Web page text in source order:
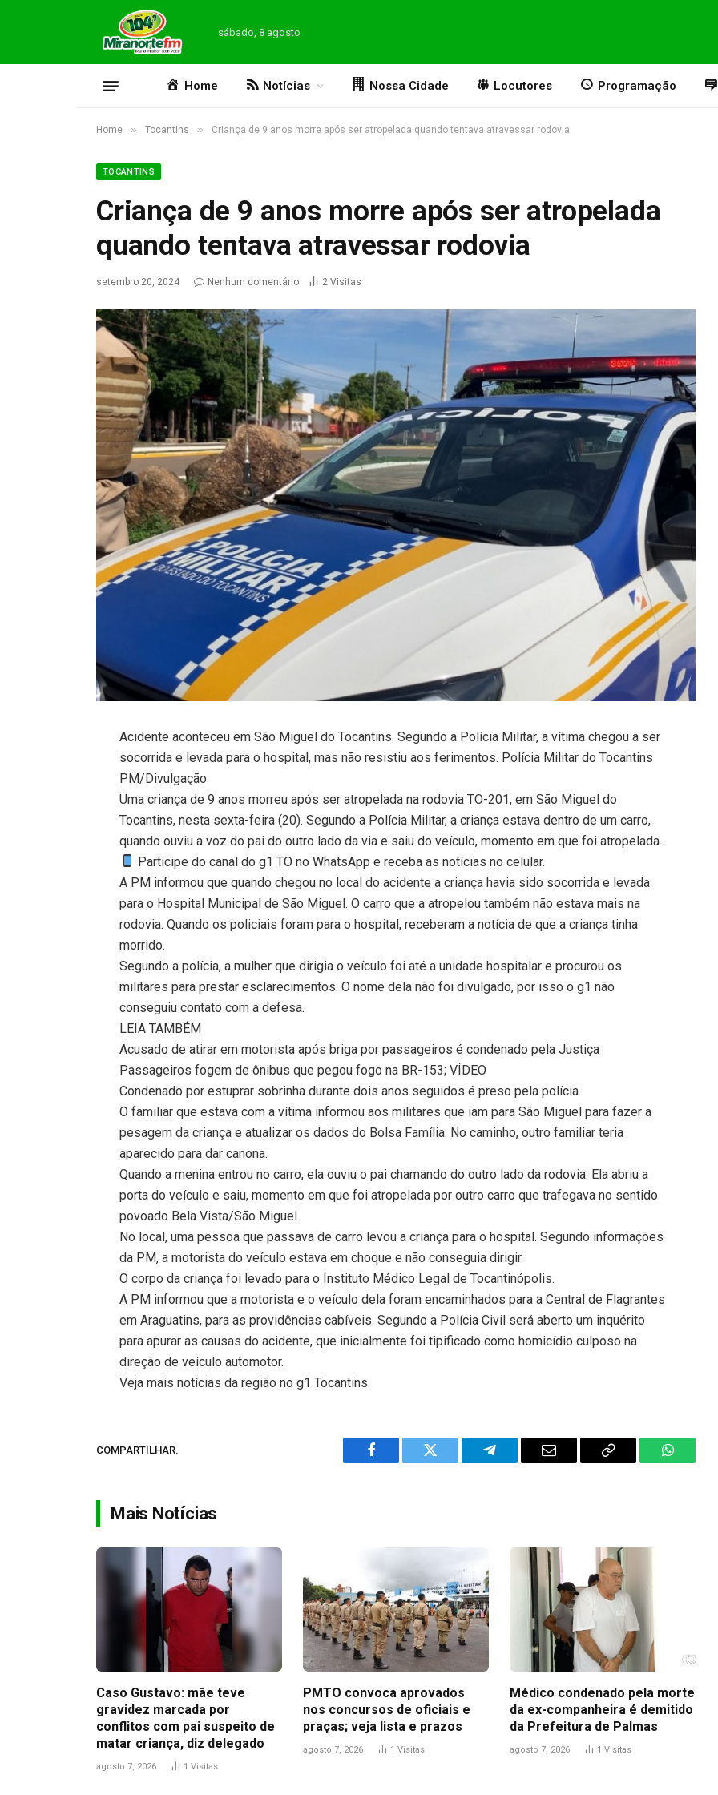
sábado, 8 agosto
Home Notícias Nossa Cidade Locutores Programação
Home » Tocantins » Criança de 9 anos morre após ser atropelada quando tentava atravessar rodovia
TOCANTINS
Criança de 9 anos morre após ser atropelada
quando tentava atravessar rodovia
setembro 20, 2024 Nenhum comentário 2 Visitas
Acidente aconteceu em São Miguel do Tocantins. Segundo a Polícia Militar, a vítima chegou a ser
socorrida e levada para o hospital, mas não resistiu aos ferimentos. Polícia Militar do Tocantins
PM/Divulgação
Uma criança de 9 anos morreu após ser atropelada na rodovia TO-201, em São Miguel do
Tocantins, nesta sexta-feira (20). Segundo a Polícia Militar, a criança estava dentro de um carro,
quando ouviu a voz do pai do outro lado da via e saiu do veículo, momento em que foi atropelada.
Participe do canal do g1 TO no WhatsApp e receba as notícias no celular.
A PM informou que quando chegou no local do acidente a criança havia sido socorrida e levada
para o Hospital Municipal de São Miguel. O carro que a atropelou também não estava mais na
rodovia. Quando os policiais foram para o hospital, receberam a notícia de que a criança tinha
morrido.
Segundo a polícia, a mulher que dirigia o veículo foi até a unidade hospitalar e procurou os
militares para prestar esclarecimentos. O nome dela não foi divulgado, por isso o g1 não
conseguiu contato com a defesa.
LEIA TAMBÉM
Acusado de atirar em motorista após briga por passageiros é condenado pela Justiça
Passageiros fogem de ônibus que pegou fogo na BR-153; VÍDEO
Condenado por estuprar sobrinha durante dois anos seguidos é preso pela polícia
O familiar que estava com a vítima informou aos militares que iam para São Miguel para fazer a
pesagem da criança e atualizar os dados do Bolsa Família. No caminho, outro familiar teria
aparecido para dar canona.
Quando a menina entrou no carro, ela ouviu o pai chamando do outro lado da rodovia. Ela abriu a
porta do veículo e saiu, momento em que foi atropelada por outro carro que trafegava no sentido
povoado Bela Vista/São Miguel.
No local, uma pessoa que passava de carro levou a criança para o hospital. Segundo informações
da PM, a motorista do veículo estava em choque e não conseguia dirigir.
O corpo da criança foi levado para o Instituto Médico Legal de Tocantinópolis.
A PM informou que a motorista e o veículo dela foram encaminhados para a Central de Flagrantes
em Araguatins, para as providências cabíveis. Segundo a Polícia Civil será aberto um inquérito
para apurar as causas do acidente, que inicialmente foi tipificado como homicídio culposo na
direção de veículo automotor.
Veja mais notícias da região no g1 Tocantins.
COMPARTILHAR.
Facebook Twitter Telegram Email
Copy
Mais Notícias
Caso Gustavo: mãe teve
gravidez marcada por
conflitos com pai suspeito de
matar criança, diz delegado
agosto 7, 2026 1 Visitas
PMTO convoca aprovados
nos concursos de oficiais e
praças; veja lista e prazos
agosto 7, 2026 1 Visitas
Médico condenado pela morte
da ex-companheira é demitido
da Prefeitura de Palmas
agosto 7, 2026 1 Visitas